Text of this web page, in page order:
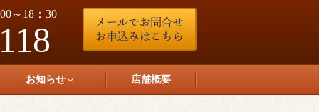
～18：30
お知らせ 店舗概要